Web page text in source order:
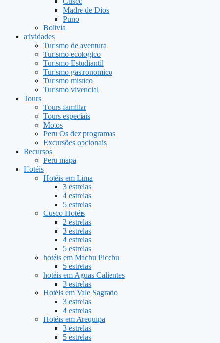
Madre de Dios
Puno
Bolivia
atividades
Turismo de aventura
Turismo ecologico
Turismo Estudiantil
Turismo gastronomico
Turismo mistico
Turismo vivencial
Tours
Tours familiar
Tours especiais
Motos
Peru Os dez programas
Excursões opcionais
Recursos
Peru mapa
Hotéis
Hotéis em Lima
3 estrelas
4 estrelas
5 estrelas
Cusco Hotéis
2 estrelas
3 estrelas
4 estrelas
5 estrelas
hotéis em Machu Picchu
5 estrelas
hotéis em Aguas Calientes
3 estrelas
Hotéis em Vale Sagrado
3 estrelas
4 estrelas
Hotéis em Arequipa
3 estrelas
5 estrelas